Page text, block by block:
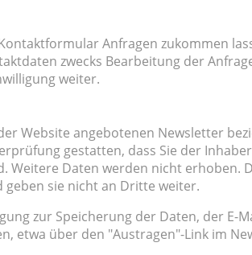
Anfragen zukommen
zwecks Bearbeitung der
weiter.
Website angebotenen Newsletter
gestatten, dass Sie der
Weitere Daten werden nicht erhoben.
sie nicht an Dritte weiter.
zur Speicherung der Daten, der E-
etwa über den "Austragen"-Link im